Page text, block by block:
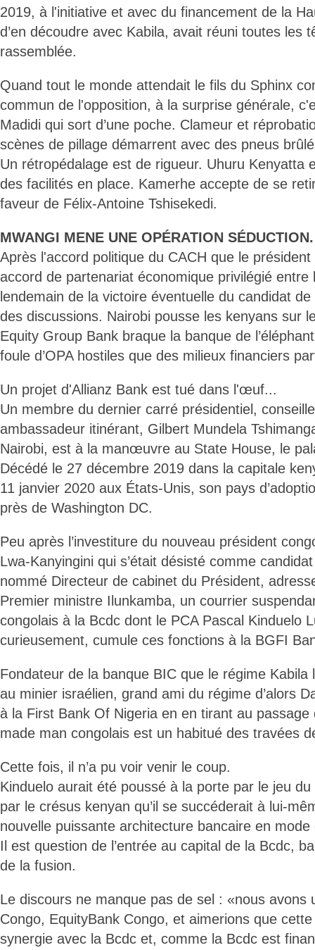
2019, à l'initiative et avec du financement de la
d’en découdre avec Kabila, avait réuni toutes les
rassemblée.
Quand tout le monde attendait le fils du Sphinx
commun de l'opposition, à la surprise générale,
Madidi qui sort d’une poche. Clameur et
scènes de pillage démarrent avec des pneus
Un rétropédalage est de rigueur. Uhuru Kenyatta
des facilités en place. Kamerhe accepte de se
faveur de Félix-Antoine Tshisekedi.
MWANGI MENE UNE OPÉRATION SÉDUCTION.
Après l'accord politique du CACH que le
accord de partenariat économique privilégié entre
lendemain de la victoire éventuelle du candidat
des discussions. Nairobi pousse les kenyans sur
Equity Group Bank braque la banque de
foule d’OPA hostiles que des milieux financiers
Un projet d'Allianz Bank est tué dans l'œuf...
Un membre du dernier carré présidentiel,
ambassadeur itinérant, Gilbert Mundela
Nairobi, est à la manœuvre au State House, le
Décédé le 27 décembre 2019 dans la capitale
11 janvier 2020 aux États-Unis, son pays
près de Washington DC.
Peu après l’investiture du nouveau président
Lwa-Kanyingini qui s’était désisté comme
nommé Directeur de cabinet du Président,
Premier ministre Ilunkamba, un courrier
congolais à la Bcdc dont le PCA Pascal Kinduelo
curieusement, cumule ces fonctions à la BGFI
Fondateur de la banque BIC que le régime Kabila
au minier israélien, grand ami du régime d’alors
à la First Bank Of Nigeria en en tirant au passage
made man congolais est un habitué des travées
Cette fois, il n’a pu voir venir le coup.
Kinduelo aurait été poussé à la porte par le jeu
par le crésus kenyan qu’il se succéderait à lui-
nouvelle puissante architecture bancaire en
Il est question de l’entrée au capital de la Bcdc,
de la fusion.
Le discours ne manque pas de sel : «nous avons
Congo, EquityBank Congo, et aimerions que
synergie avec la Bcdc et, comme la Bcdc est